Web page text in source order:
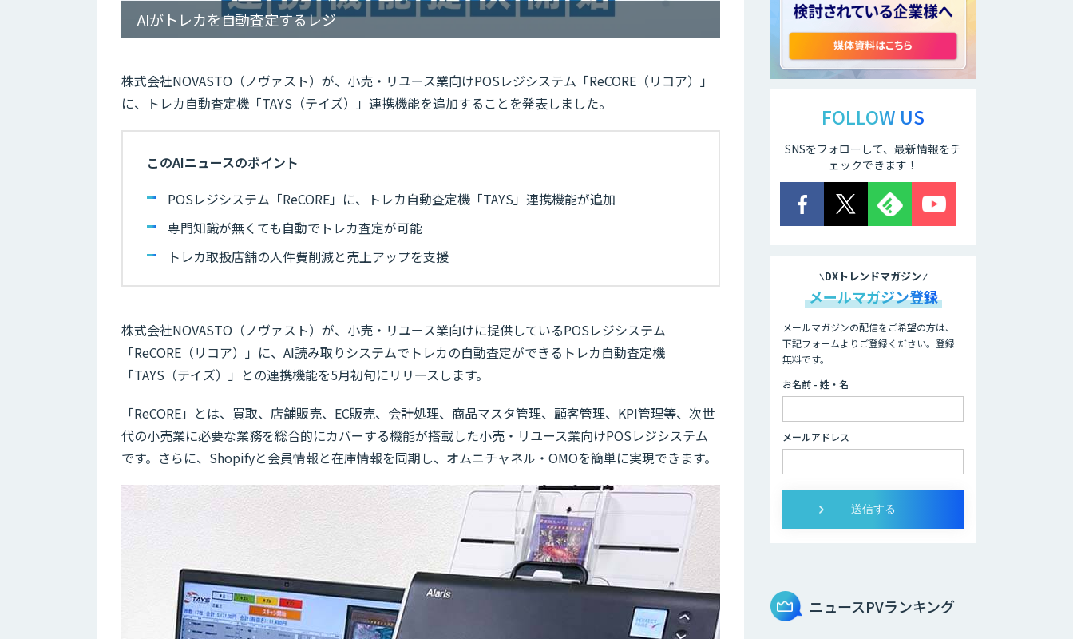
AIがトレカを自動査定するレジ
株式会社NOVASTO（ノヴァスト）が、小売・リユース業向けPOSレジシステム「ReCORE（リコア）」
に、トレカ自動査定機「TAYS（テイズ）」連携機能を追加することを発表しました。
このAIニュースのポイント
POSレジシステム「ReCORE」に、トレカ自動査定機「TAYS」連携機能が追加
専門知識が無くても自動でトレカ査定が可能
トレカ取扱店舗の人件費削減と売上アップを支援
株式会社NOVASTO（ノヴァスト）が、小売・リユース業向けに提供しているPOSレジシステム
「ReCORE（リコア）」に、AI読み取りシステムでトレカの自動査定ができるトレカ自動査定機
「TAYS（テイズ）」との連携機能を5月初旬にリリースします。
「ReCORE」とは、買取、店舗販売、EC販売、会計処理、商品マスタ管理、顧客管理、KPI管理等、次世
代の小売業に必要な業務を総合的にカバーする機能が搭載した小売・リユース業向けPOSレジシステム
です。さらに、Shopifyと会員情報と在庫情報を同期し、オムニチャネル・OMOを簡単に実現できます。
FOLLOW US
SNSをフォローして、最新情報をチ
ェックできます！
DXトレンドマガジン
メールマガジン登録
メールマガジンの配信をご希望の方は、
下記フォームよりご登録ください。登録
無料です。
お名前 - 姓・名
メールアドレス
ニュースPVランキング